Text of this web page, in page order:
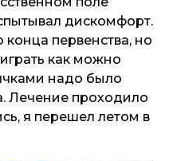
дискомфорт.
первенства, но
как можно
надо было
Лечение проходило
я перешел летом в